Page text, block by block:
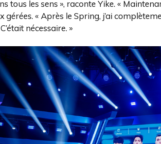
tous les sens », raconte Yike. «
gérées. « Après le Spring, j’ai
nécessaire. »